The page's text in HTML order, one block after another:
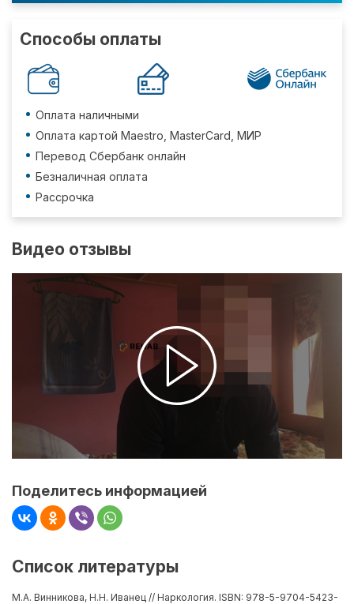
Способы оплаты
Оплата наличными
Оплата картой Maestro, MasterCard, МИР
Перевод Сбербанк онлайн
Безналичная оплата
Рассрочка
Видео отзывы
Поделитесь информацией
Список литературы
М.А. Винникова, Н.Н. Иванец // Наркология. ISBN: 978-5-9704-5423-